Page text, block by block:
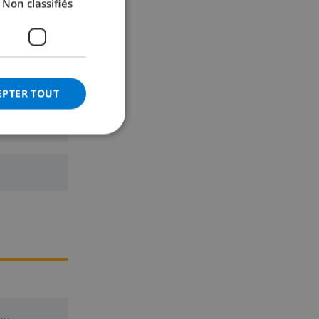
CATALAN
DANISH
Non classifiés
TOUT